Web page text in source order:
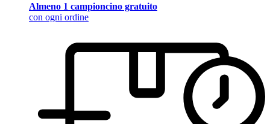
Almeno 1 campioncino gratuito
con ogni ordine